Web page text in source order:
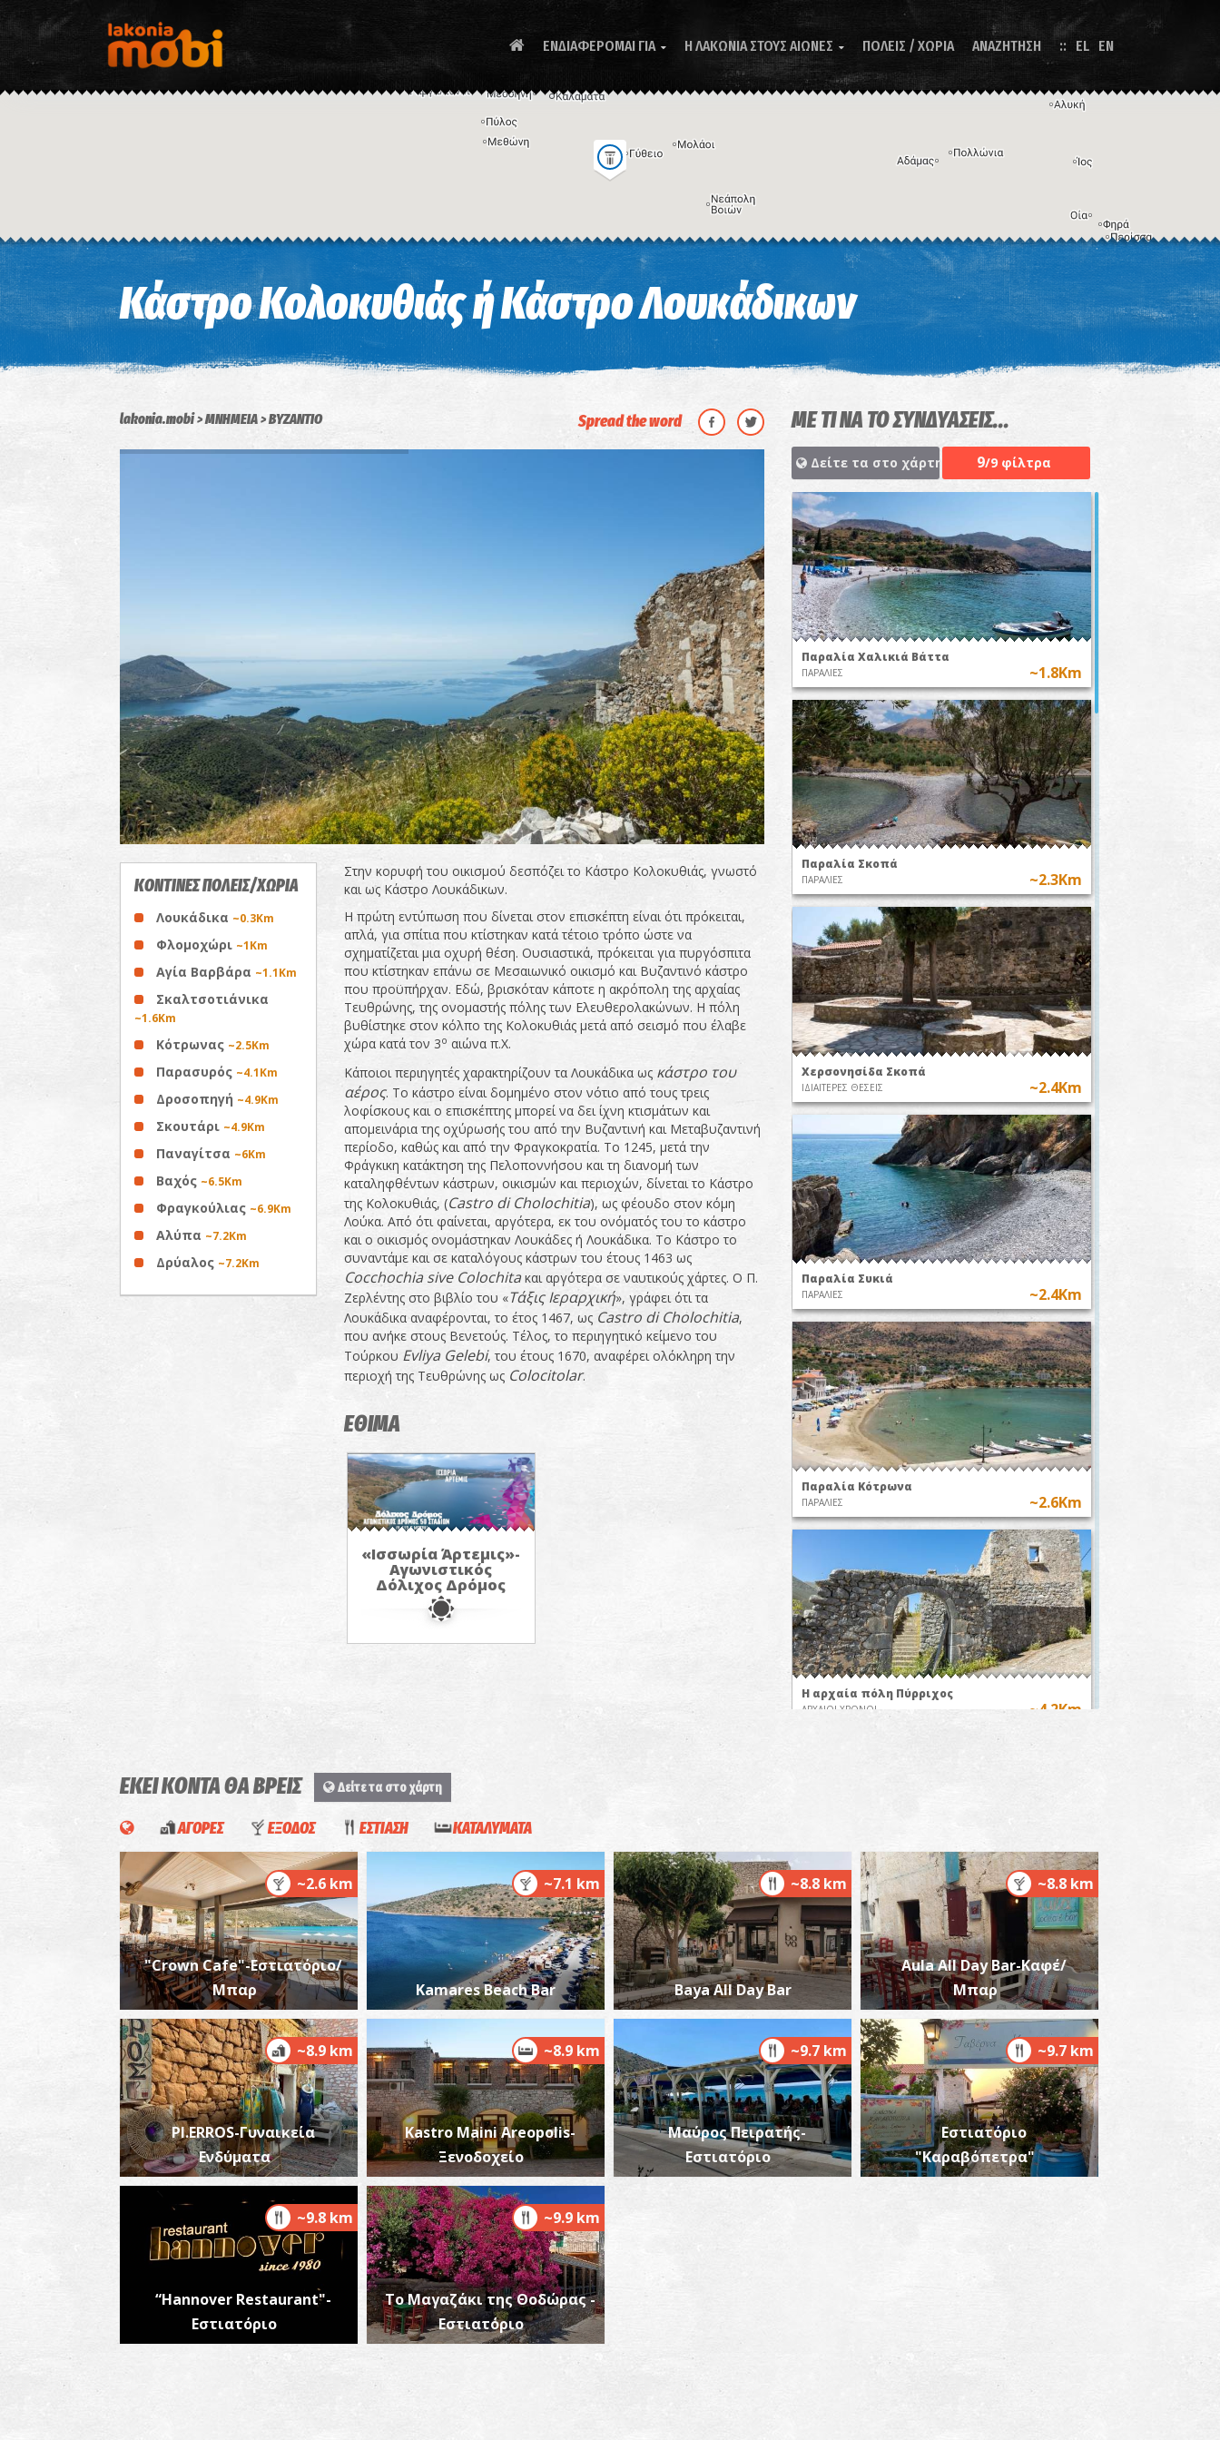
ΕΝΔΙΑΦΕΡΟΜΑΙ ΓΙΑ  Η ΛΑΚΩΝΙΑ ΣΤΟΥΣ ΑΙΩΝΕΣ  ΠΟΛΕΙΣ / ΧΩΡΙΑ ΑΝΑΖΗΤΗΣΗ EL EN
Συντομεύσεις πληκτρολογίου Η εικόνα ενδέχεται να υπόκειται σε πνευματικά δικαιώματα Όροι
Κάστρο Κολοκυθιάς ή Κάστρο Λουκάδικων
lakonia.mobi ΜΝΗΜΕΙΑ ΒΥΖΑΝΤΙΟ Spread the word
ΚΟΝΤΙΝΕΣ ΠΟΛΕΙΣ/ΧΩΡΙΑ
Λουκάδικα ~0.3Km
Φλομοχώρι ~1Km
Αγία Βαρβάρα ~1.1Km
Σκαλτσοτιάνικα
~1.6Km
Κότρωνας ~2.5Km
Παρασυρός ~4.1Km
Δροσοπηγή ~4.9Km
Σκουτάρι ~4.9Km
Παναγίτσα ~6Km
Βαχός ~6.5Km
Φραγκούλιας ~6.9Km
Αλύπα ~7.2Km
Δρύαλος ~7.2Km
Στην κορυφή του οικισμού δεσπόζει το Κάστρο Κολοκυθιάς, γνωστό
και ως Κάστρο Λουκάδικων.
Η πρώτη εντύπωση που δίνεται στον επισκέπτη είναι ότι πρόκειται,
απλά, για σπίτια που κτίστηκαν κατά τέτοιο τρόπο ώστε να
σχηματίζεται μια οχυρή θέση. Ουσιαστικά, πρόκειται για πυργόσπιτα
που κτίστηκαν επάνω σε Μεσαιωνικό οικισμό και Βυζαντινό κάστρο
που προϋπήρχαν. Εδώ, βρισκόταν κάποτε η ακρόπολη της αρχαίας
Τευθρώνης, της ονομαστής πόλης των Ελευθερολακώνων. Η πόλη
βυθίστηκε στον κόλπο της Κολοκυθιάς μετά από σεισμό που έλαβε
χώρα κατά τον 3ο αιώνα π.Χ.
Κάποιοι περιηγητές χαρακτηρίζουν τα Λουκάδικα ως κάστρο του
αέρος. Το κάστρο είναι δομημένο στον νότιο από τους τρεις
λοφίσκους και ο επισκέπτης μπορεί να δει ίχνη κτισμάτων και
απομεινάρια της οχύρωσής του από την Βυζαντινή και Μεταβυζαντινή
περίοδο, καθώς και από την Φραγκοκρατία. Το 1245, μετά την
Φράγκικη κατάκτηση της Πελοποννήσου και τη διανομή των
καταληφθέντων κάστρων, οικισμών και περιοχών, δίνεται το Κάστρο
της Κολοκυθιάς, (Castro di Cholochitia), ως φέουδο στον κόμη
Λούκα. Από ότι φαίνεται, αργότερα, εκ του ονόματός του το κάστρο
και ο οικισμός ονομάστηκαν Λουκάδες ή Λουκάδικα. Το Κάστρο το
συναντάμε και σε καταλόγους κάστρων του έτους 1463 ως
Cocchochia sive Colochitaκαι αργότερα σε ναυτικούς χάρτες. Ο Π.
Ζερλέντης στο βιβλίο του «Τάξις Ιεραρχική», γράφει ότι τα
Λουκάδικα αναφέρονται, το έτος 1467, ως Castro di Cholochitia,
που ανήκε στους Βενετούς. Τέλος, το περιηγητικό κείμενο του
Τούρκου Evliya Gelebi, του έτους 1670, αναφέρει ολόκληρη την
περιοχή της Τευθρώνης ως Colocitolar.
ΕΘΙΜΑ
«Ισσωρία Άρτεμις»-
Αγωνιστικός
Δόλιχος Δρόμος
ΜΕ ΤΙ ΝΑ ΤΟ ΣΥΝΔΥΑΣΕΙΣ...
Δείτε τα στο χάρτη 9/9 φίλτρα
Παραλία Χαλικιά Βάττα
ΠΑΡΑΛΙΕΣ ~1.8Km
Παραλία Σκοπά
ΠΑΡΑΛΙΕΣ ~2.3Km
Χερσονησίδα Σκοπά
ΙΔΙΑΙΤΕΡΕΣ ΘΕΣΕΙΣ ~2.4Km
Παραλία Συκιά
ΠΑΡΑΛΙΕΣ ~2.4Km
Παραλία Κότρωνα
ΠΑΡΑΛΙΕΣ ~2.6Km
Η αρχαία πόλη Πύρριχος
ΑΡΧΑΙΟΙ ΧΡΟΝΟΙ ~4.2Km
Παραλία Βορδώνα
~4.5Km
Παραλία Καλαμάκια
ΠΑΡΑΛΙΕΣ ~5Km
Εκκλησία Αγίου Πέτρου
ΕΚΕΙ ΚΟΝΤΑ ΘΑ ΒΡΕΙΣ Δείτε τα στο χάρτη
ΑΓΟΡΕΣ ΕΞΟΔΟΣ ΕΣΤΙΑΣΗ ΚΑΤΑΛΥΜΑΤΑ
~2.6 km
"Crown Cafe"-Εστιατόριο/
Μπαρ
~7.1 km
Kamares Beach Bar
~8.8 km
Baya All Day Bar
~8.8 km
Aula All Day Bar-Καφέ/
Μπαρ
~8.9 km
PI.ERROS-Γυναικεία
Ενδύματα
~8.9 km
Kastro Maini Areopolis-
Ξενοδοχείο
~9.7 km
Μαύρος Πειρατής-
Εστιατόριο
~9.7 km
Εστιατόριο
"Καραβόπετρα"
~9.8 km
“Hannover Restaurant"-
Εστιατόριο
~9.9 km
Το Μαγαζάκι της Θοδώρας -
Εστιατόριο